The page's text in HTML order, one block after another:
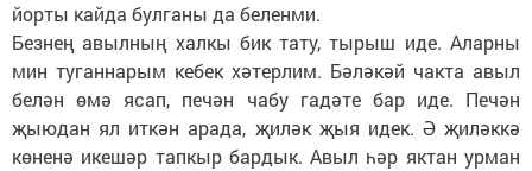
йорты кайда булганы да беленми.
Безнең авылның халкы бик тату, тырыш иде. Аларны
мин туганнарым кебек хәтерлим. Бәләкәй чакта авыл
белән өмә ясап, печән чабу гадәте бар иде. Печән
җыюдан ял иткән арада, җиләк җыя идек. Ә җиләккә
көненә икешәр тапкыр бардык. Авыл һәр яктан урман